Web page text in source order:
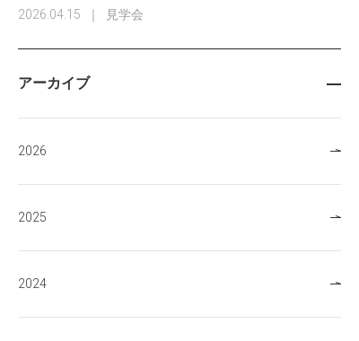
2026.04.15
見学会
アーカイブ
2026
2025
2024